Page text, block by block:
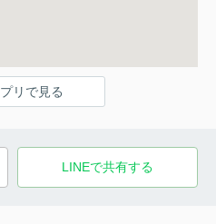
リで見る
LINEで共有する